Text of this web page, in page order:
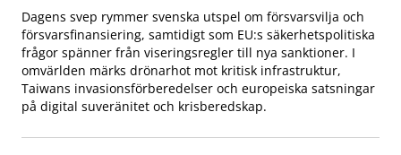
Dagens svep rymmer svenska utspel om försvarsvilja och
försvarsfinansiering, samtidigt som EU:s säkerhetspolitiska
frågor spänner från viseringsregler till nya sanktioner. I
omvärlden märks drönarhot mot kritisk infrastruktur,
Taiwans invasionsförberedelser och europeiska satsningar
på digital suveränitet och krisberedskap.